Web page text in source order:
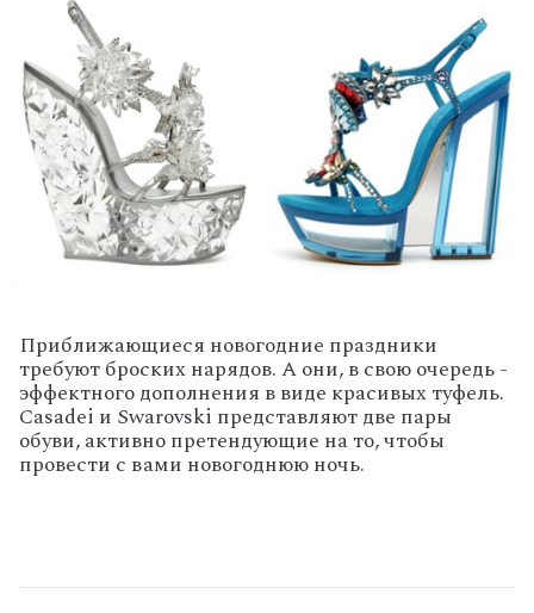
Приближающиеся новогодние праздники
требуют броских нарядов. А они, в свою очередь -
эффектного дополнения в виде красивых туфель.
Casadei и Swarovski представляют две пары
обуви, активно претендующие на то, чтобы
провести с вами новогоднюю ночь.